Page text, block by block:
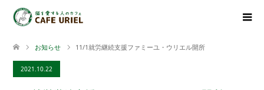
お知らせ 11/1就労継続支援ファミーユ・ウリエル開所
2021.10.22